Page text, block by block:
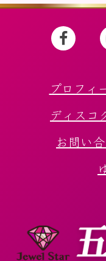
プロフィ
ディスコ
お問い